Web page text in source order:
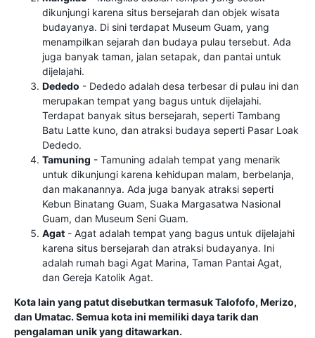
dikunjungi karena situs bersejarah dan objek wisata
budayanya. Di sini terdapat Museum Guam, yang
menampilkan sejarah dan budaya pulau tersebut. Ada
juga banyak taman, jalan setapak, dan pantai untuk
dijelajahi.
Dededo - Dededo adalah desa terbesar di pulau ini dan
merupakan tempat yang bagus untuk dijelajahi.
Terdapat banyak situs bersejarah, seperti Tambang
Batu Latte kuno, dan atraksi budaya seperti Pasar Loak
Dededo.
Tamuning - Tamuning adalah tempat yang menarik
untuk dikunjungi karena kehidupan malam, berbelanja,
dan makanannya. Ada juga banyak atraksi seperti
Kebun Binatang Guam, Suaka Margasatwa Nasional
Guam, dan Museum Seni Guam.
Agat - Agat adalah tempat yang bagus untuk dijelajahi
karena situs bersejarah dan atraksi budayanya. Ini
adalah rumah bagi Agat Marina, Taman Pantai Agat,
dan Gereja Katolik Agat.
Kota lain yang patut disebutkan termasuk Talofofo, Merizo,
dan Umatac. Semua kota ini memiliki daya tarik dan
pengalaman unik yang ditawarkan.